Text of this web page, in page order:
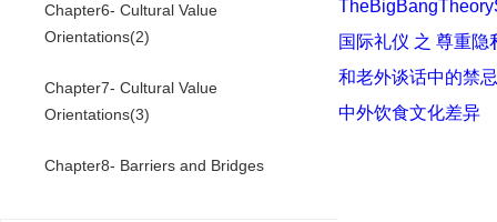
Chapter6- Cultural Value
Orientations(2)
Chapter7- Cultural Value
Orientations(3)
Chapter8- Barriers and Bridges
国际礼仪 之 尊重隐
和老外谈话中的禁忌
中外饮食文化差异